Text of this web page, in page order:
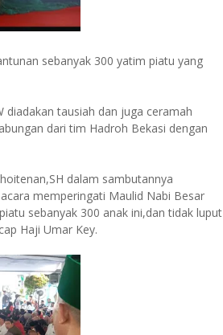
sebanyak 300 yatim piatu yang
diadakan tausiah dan juga ceramah
dari tim Hadroh Bekasi dengan
dalam sambutannya
memperingati Maulid Nabi Besar
sebanyak 300 anak ini,dan tidak luput
Haji Umar Key.